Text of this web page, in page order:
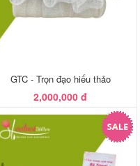
GTC - Trọn đạo hiếu thảo
2,000,000 đ